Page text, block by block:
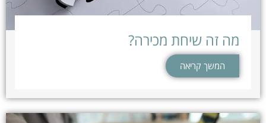
מה זה שיחת מכירה?
המשך קריאה